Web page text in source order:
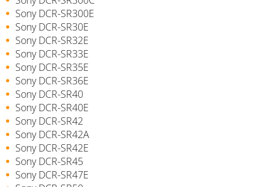
Sony DCR-SR300E
Sony DCR-SR30E
Sony DCR-SR32E
Sony DCR-SR33E
Sony DCR-SR35E
Sony DCR-SR36E
Sony DCR-SR40
Sony DCR-SR40E
Sony DCR-SR42
Sony DCR-SR42A
Sony DCR-SR42E
Sony DCR-SR45
Sony DCR-SR47E